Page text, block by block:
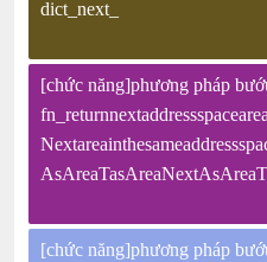
dict_next_
[chức năng]phương pháp
[chức năng]phương pháp